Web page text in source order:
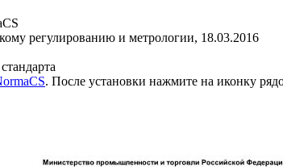
регулированию и метрологии, 18.03.2016
. После установки нажмите на иконку